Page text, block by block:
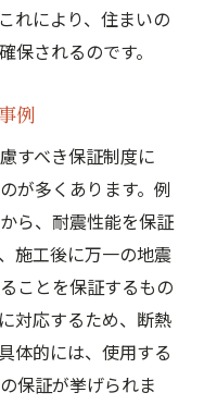
れにより、住まいの
保されるのです。
例
すべき保証制度に
が多くあります。例
ら、耐震性能を保証
施工後に万一の地震
ことを保証するもの
対応するため、断熱
体的には、使用する
保証が挙げられま